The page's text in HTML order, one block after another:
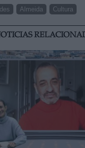
Almeida Cultura